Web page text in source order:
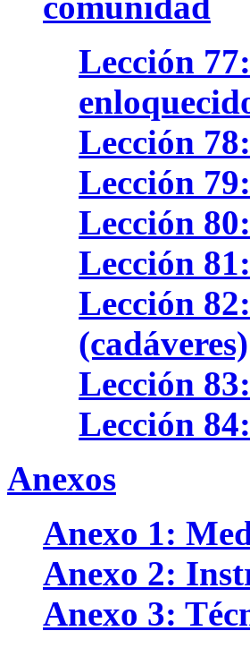
Lección
Lección
Lección
Lección
Lección
Lección
(cadáveres)
Lección
Lección
Anexos
Anexo 1:
Anexo 2:
Anexo 3: